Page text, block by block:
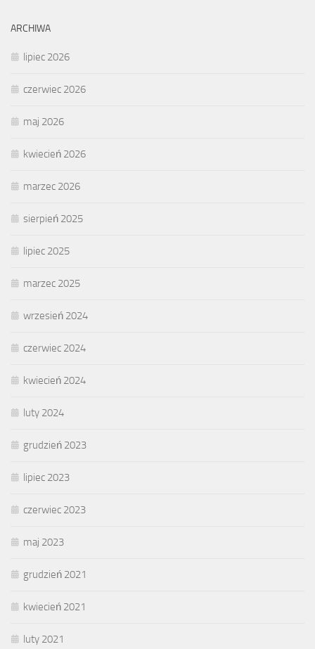
ARCHIWA
lipiec 2026
czerwiec 2026
maj 2026
kwiecień 2026
marzec 2026
sierpień 2025
lipiec 2025
marzec 2025
wrzesień 2024
czerwiec 2024
kwiecień 2024
luty 2024
grudzień 2023
lipiec 2023
czerwiec 2023
maj 2023
grudzień 2021
kwiecień 2021
luty 2021